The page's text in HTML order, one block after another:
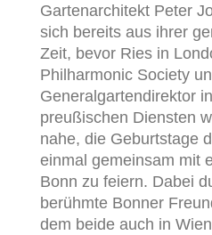
Gartenarchitekt Peter
sich bereits aus ihrer
Zeit, bevor Ries in
Philharmonic Society
Generalgartendirektor
preußischen Diensten
nahe, die Geburtstage
einmal gemeinsam mit
Bonn zu feiern. Dabei
berühmte Bonner
dem beide auch in